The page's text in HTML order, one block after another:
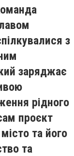
з
заряджає
рідного
проєкт
та його
та